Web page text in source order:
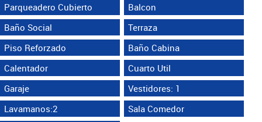
Parqueadero Cubierto
Balcon
Baño Social
Terraza
Piso Reforzado
Baño Cabina
Calentador
Cuarto Util
Garaje
Vestidores: 1
Lavamanos:2
Sala Comedor